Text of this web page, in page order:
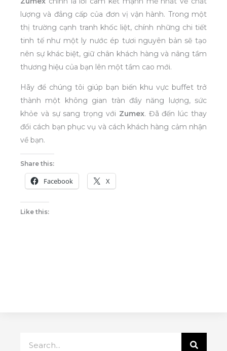
lượng và đẳng cấp của đơn vị vận hành. Trong một
thị trường cạnh tranh khốc liệt, chính những chi tiết
tinh tế như một ly nước ép tươi nguyên bản sẽ tạo
nên sự khác biệt, giữ chân khách hàng và nâng tầm
thương hiệu của bạn lên một tầm cao mới.
Hãy để chúng tôi giúp bạn biến khu vực buffet trở
thành một không gian tràn đầy năng lượng, sức
khỏe và sự sang trọng với Zumex. Đã đến lúc thay
đổi cách bạn phục vụ và cách khách hàng cảm nhận
về bạn.
Share this:
Facebook X
Like this: